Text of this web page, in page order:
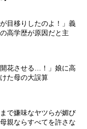
目移りしたのよ！」義
高学歴が原因だと主
開花させる…！」娘に高
た母の大誤算
で嫌味なヤツらが媚び
親ならすべてを許さな